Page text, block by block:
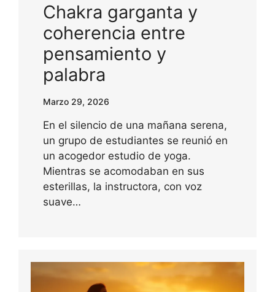
Chakra garganta y
coherencia entre
pensamiento y
palabra
Marzo 29, 2026
En el silencio de una mañana serena,
un grupo de estudiantes se reunió en
un acogedor estudio de yoga.
Mientras se acomodaban en sus
esterillas, la instructora, con voz
suave…